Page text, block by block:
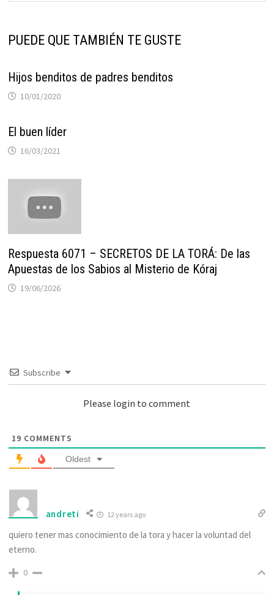
PUEDE QUE TAMBIÉN TE GUSTE
Hijos benditos de padres benditos
10/01/2020
El buen líder
16/03/2021
Respuesta 6071 – SECRETOS DE LA TORÁ: De las
Apuestas de los Sabios al Misterio de Kóraj
19/06/2026
Subscribe
Please login to comment
19 COMMENTS
Oldest
andreti 12 years ago
quiero tener mas conocimiento de la tora y hacer la voluntad del
eterno.
0